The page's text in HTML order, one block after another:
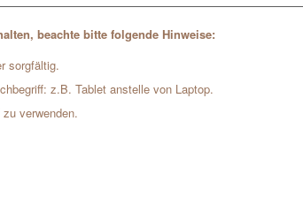
beachte bitte folgende Hinweise:
sorgfältig.
z.B. Tablet anstelle von Laptop.
verwenden.